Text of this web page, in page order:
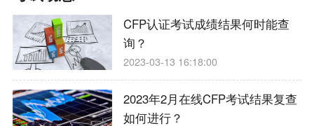
CFP认证考试成绩结果何时能查
询？
2023-03-13 16:18:00
2023年2月在线CFP考试结果复查
如何进行？